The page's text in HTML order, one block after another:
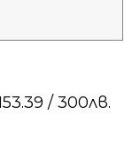
/ 300лв.